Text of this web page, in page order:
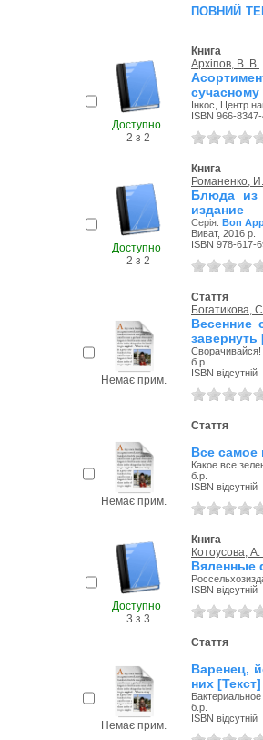
повний
Доступно
2 з 2
Книга
Архіпов, В. В.
сучасному
Інкос, Центр
ISBN 966-
Доступно
2 з 2
Книга
Романенко,
Блюда из
издание
Серія: Bon
Виват, 2016 р.
ISBN 978-617-
Немає прим.
Стаття
Богатикова,
Весенние
завернуть
Сворачивайся!
б.р.
ISBN відсутній
Немає прим.
Стаття
Все самое
Какое все
б.р.
ISBN відсутній
Доступно
3 з 3
Книга
Котоусова,
Вяленные
ISBN відсутній
Немає прим.
Стаття
Варенец,
них [Текст]
б.р.
ISBN відсутній